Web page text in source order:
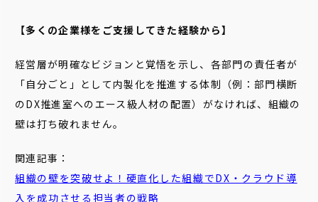
【多くの企業様をご支援してきた経験から】
経営層が明確なビジョンと覚悟を示し、各部門の責任者が
「自分ごと」として内製化を推進する体制（例：部門横断
のDX推進室へのエース級人材の配置）がなければ、組織の
壁は打ち破れません。
関連記事：
組織の壁を突破せよ！硬直化した組織でDX・クラウド導
入を成功させる担当者の戦略